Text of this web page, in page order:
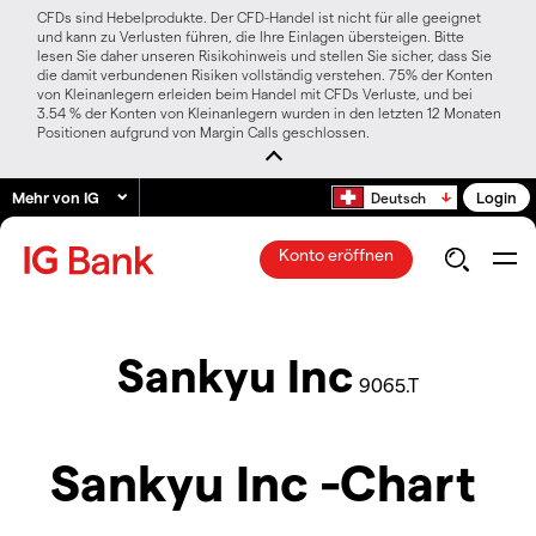
CFDs sind Hebelprodukte. Der CFD-Handel ist nicht für alle geeignet
und kann zu Verlusten führen, die Ihre Einlagen übersteigen. Bitte
lesen Sie daher unseren Risikohinweis und stellen Sie sicher, dass Sie
die damit verbundenen Risiken vollständig verstehen. 75% der Konten
von Kleinanlegern erleiden beim Handel mit CFDs Verluste, und bei
3.54 % der Konten von Kleinanlegern wurden in den letzten 12 Monaten
Positionen aufgrund von Margin Calls geschlossen.
Mehr von IG Deutsch Login
Konto eröffnen
Sankyu Inc 9065.T
Sankyu Inc -Chart